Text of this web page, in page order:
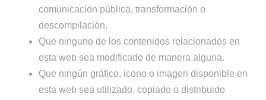
comunicación pública, transformación o
descompilación.
Que ninguno de los contenidos relacionados en
esta web sea modificado de manera alguna.
Que ningún gráfico, icono o imagen disponible en
esta web sea utilizado, copiado o distribuido